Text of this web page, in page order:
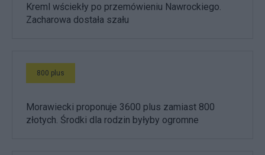
Kreml wściekły po przemówieniu Nawrockiego.
Zacharowa dostała szału
800 plus
Morawiecki proponuje 3600 plus zamiast 800
złotych. Środki dla rodzin byłyby ogromne